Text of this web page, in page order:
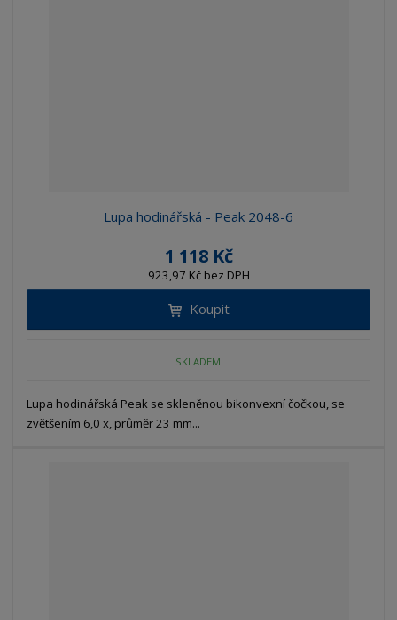
Lupa hodinářská - Peak 2048-6
1 118 Kč
923,97 Kč bez DPH
Koupit
SKLADEM
Lupa hodinářská Peak se skleněnou bikonvexní čočkou, se
zvětšením 6,0 x, průměr 23 mm...